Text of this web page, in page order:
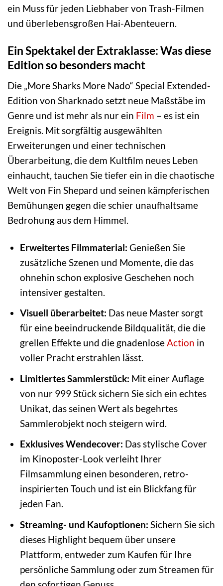
ein Muss für jeden Liebhaber von Trash-Filmen
und überlebensgroßen Hai-Abenteuern.
Ein Spektakel der Extraklasse: Was diese
Edition so besonders macht
Die „More Sharks More Nado“ Special Extended-
Edition von Sharknado setzt neue Maßstäbe im
Genre und ist mehr als nur ein Film – es ist ein
Ereignis. Mit sorgfältig ausgewählten
Erweiterungen und einer technischen
Überarbeitung, die dem Kultfilm neues Leben
einhaucht, tauchen Sie tiefer ein in die chaotische
Welt von Fin Shepard und seinen kämpferischen
Bemühungen gegen die schier unaufhaltsame
Bedrohung aus dem Himmel.
Erweitertes Filmmaterial: Genießen Sie
zusätzliche Szenen und Momente, die das
ohnehin schon explosive Geschehen noch
intensiver gestalten.
Visuell überarbeitet: Das neue Master sorgt
für eine beeindruckende Bildqualität, die die
grellen Effekte und die gnadenloseAction in
voller Pracht erstrahlen lässt.
Limitiertes Sammlerstück: Mit einer Auflage
von nur 999 Stück sichern Sie sich ein echtes
Unikat, das seinen Wert als begehrtes
Sammlerobjekt noch steigern wird.
Exklusives Wendecover: Das stylische Cover
im Kinoposter-Look verleiht Ihrer
Filmsammlung einen besonderen, retro-
inspirierten Touch und ist ein Blickfang für
jeden Fan.
Streaming- und Kaufoptionen: Sichern Sie sich
dieses Highlight bequem über unsere
Plattform, entweder zum Kaufen für Ihre
persönliche Sammlung oder zum Streamen für